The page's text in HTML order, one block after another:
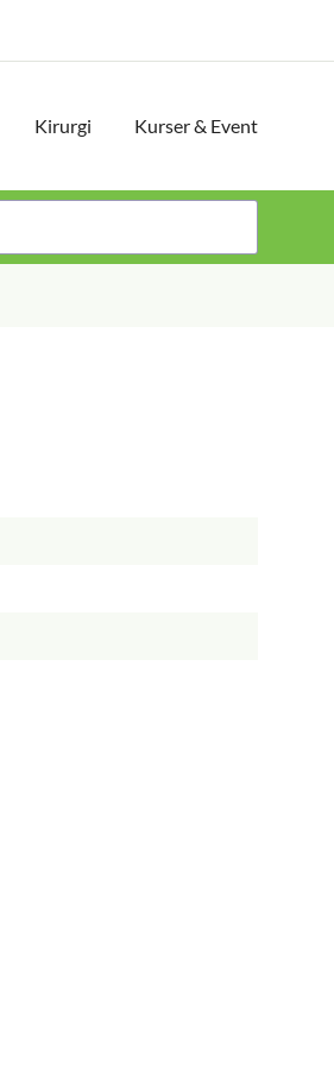
Kirurgi Kurser & Event